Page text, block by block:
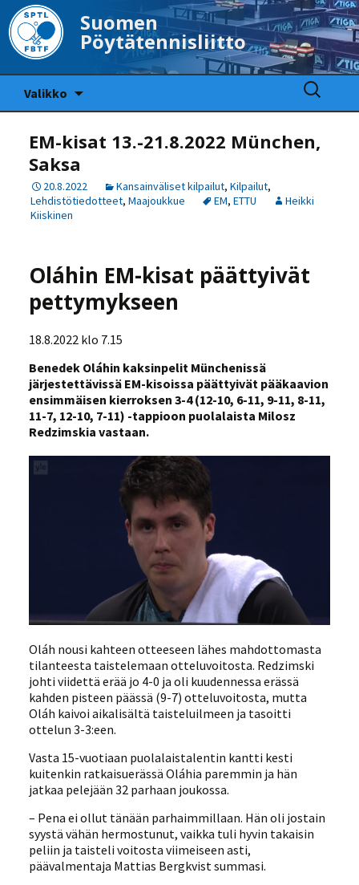
Suomen
Pöytätennisliitto
Valikko
Haku:
EM-kisat 13.-21.8.2022 München,
Saksa
20.8.2022 Kansainväliset kilpailut, Kilpailut,
Lehdistötiedotteet, Maajoukkue EM, ETTU
Heikki
Kiiskinen
Oláhin EM-kisat päättyivät
pettymykseen
18.8.2022 klo 7.15
Benedek Oláhin kaksinpelit Münchenissä
järjestettävissä EM-kisoissa päättyivät pääkaavion
ensimmäisen kierroksen 3-4 (12-10, 6-11, 9-11, 8-11,
11-7, 12-10, 7-11) -tappioon puolalaista Milosz
Redzimskia vastaan.
Oláh nousi kahteen otteeseen lähes mahdottomasta
tilanteesta taistelemaan otteluvoitosta. Redzimski
johti viidettä erää jo 4-0 ja oli kuudennessa erässä
kahden pisteen päässä (9-7) otteluvoitosta, mutta
Oláh kaivoi aikalisältä taisteluilmeen ja tasoitti
ottelun 3-3:een.
Vasta 15-vuotiaan puolalaistalentin kantti kesti
kuitenkin ratkaisuerässä Oláhia paremmin ja hän
jatkaa pelejään 32 parhaan joukossa.
– Pena ei ollut tänään parhaimmillaan. Hän oli jostain
syystä vähän hermostunut, vaikka tuli hyvin takaisin
peliin ja taisteli voitosta viimeiseen asti,
päävalmentaja Mattias Bergkvist summasi.